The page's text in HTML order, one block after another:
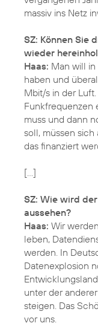
massiv ins Netz
SZ: Können Sie
wieder
Haas: Man will
haben und
Mbit/s in der
Funkfrequenzen
muss und dann
soll, müssen
das finanziert
[…]
SZ: Wie wird
aussehen?
Haas: Wir
leben,
werden. In
Datenexplosion
unter der
steigen. Das
vor uns.